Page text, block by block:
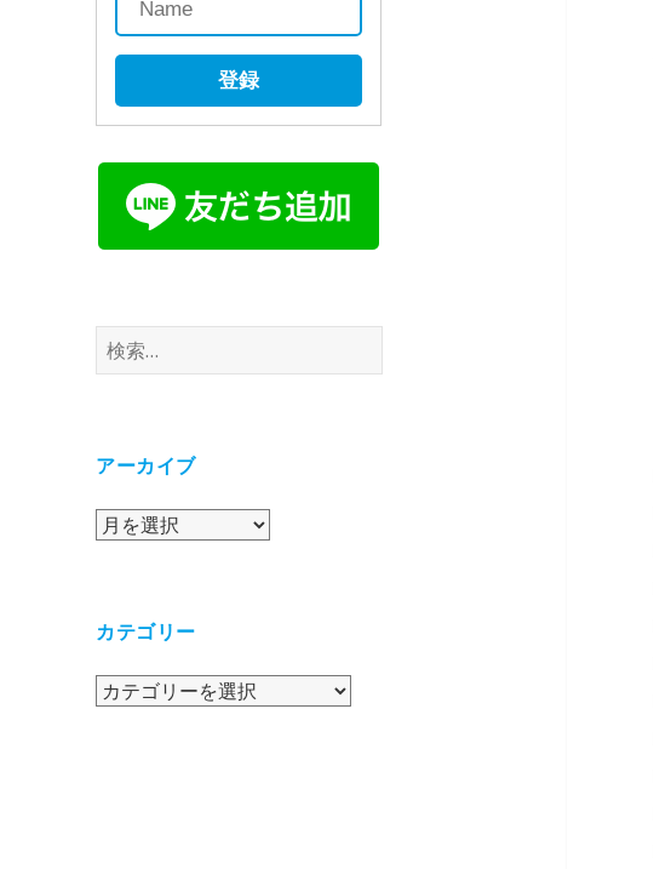
登録
検
索:
アーカイブ
ア
ブ
カテゴリー
カ